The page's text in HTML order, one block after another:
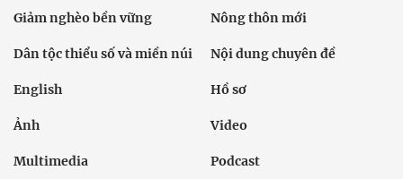
Giảm nghèo bền vững Nông thôn mới
Dân tộc thiểu số và miền núi Nội dung chuyên đề
English Hồ sơ
Ảnh Video
Multimedia Podcast